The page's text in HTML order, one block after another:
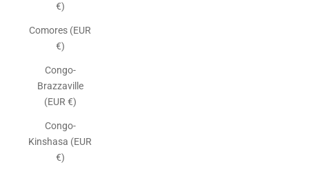
€)
Comores (EUR
€)
Congo-
Brazzaville
(EUR €)
Congo-
Kinshasa (EUR
€)